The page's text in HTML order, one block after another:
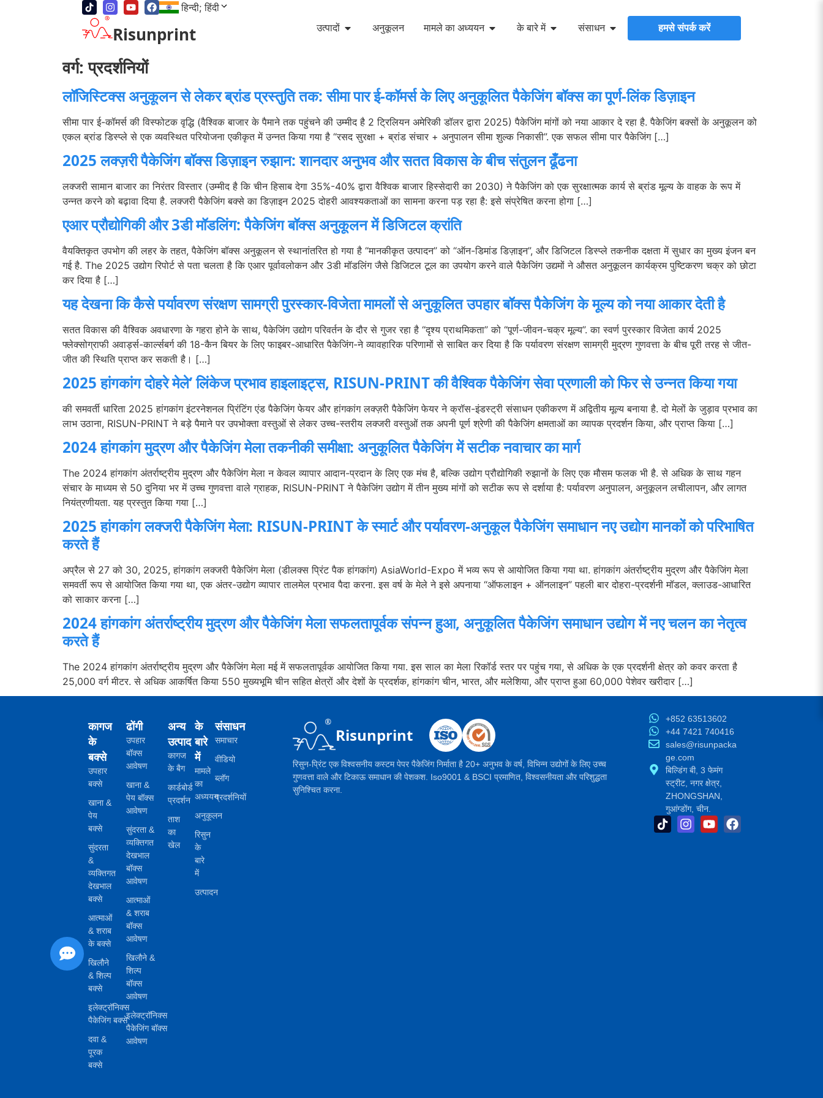
हिन्दी; हिंदी
Risunprint उत्पादों अनुकूलन मामले का अध्ययन के बारे में संसाधन हमसे संपर्क करें
वर्ग:प्रदर्शनियों
लॉजिस्टिक्स अनुकूलन से लेकर ब्रांड प्रस्तुति तक: सीमा पार ई-कॉमर्स के लिए अनुकूलित पैकेजिंग बॉक्स का पूर्ण-लिंक डिज़ाइन
सीमा पार ई-कॉमर्स की विस्फोटक वृद्धि (वैश्विक बाजार के पैमाने तक पहुंचने की उम्मीद है 2 ट्रिलियन अमेरिकी डॉलर द्वारा 2025) पैकेजिंग मांगों को नया आकार दे रहा है. पैकेजिंग बक्सों के अनुकूलन को
एकल ब्रांड डिस्प्ले से एक व्यवस्थित परियोजना एकीकृत में उन्नत किया गया है “रसद सुरक्षा + ब्रांड संचार + अनुपालन सीमा शुल्क निकासी”. एक सफल सीमा पार पैकेजिंग […]
2025 लक्ज़री पैकेजिंग बॉक्स डिज़ाइन रुझान: शानदार अनुभव और सतत विकास के बीच संतुलन ढूँढना
लक्जरी सामान बाजार का निरंतर विस्तार (उम्मीद है कि चीन हिसाब देगा 35%-40% द्वारा वैश्विक बाजार हिस्सेदारी का 2030) ने पैकेजिंग को एक सुरक्षात्मक कार्य से ब्रांड मूल्य के वाहक के रूप में
उन्नत करने को बढ़ावा दिया है. लक्जरी पैकेजिंग बक्से का डिज़ाइन 2025 दोहरी आवश्यकताओं का सामना करना पड़ रहा है: इसे संप्रेषित करना होगा […]
एआर प्रौद्योगिकी और 3डी मॉडलिंग: पैकेजिंग बॉक्स अनुकूलन में डिजिटल क्रांति
वैयक्तिकृत उपभोग की लहर के तहत, पैकेजिंग बॉक्स अनुकूलन से स्थानांतरित हो गया है “मानकीकृत उत्पादन” को “ऑन-डिमांड डिज़ाइन”, और डिजिटल डिस्प्ले तकनीक दक्षता में सुधार का मुख्य इंजन बन
गई है. The 2025 उद्योग रिपोर्ट से पता चलता है कि एआर पूर्वावलोकन और 3डी मॉडलिंग जैसे डिजिटल टूल का उपयोग करने वाले पैकेजिंग उद्यमों ने औसत अनुकूलन कार्यक्रम पुष्टिकरण चक्र को छोटा
कर दिया है […]
यह देखना कि कैसे पर्यावरण संरक्षण सामग्री पुरस्कार-विजेता मामलों से अनुकूलित उपहार बॉक्स पैकेजिंग के मूल्य को नया आकार देती है
सतत विकास की वैश्विक अवधारणा के गहरा होने के साथ, पैकेजिंग उद्योग परिवर्तन के दौर से गुजर रहा है “दृश्य प्राथमिकता” को “पूर्ण-जीवन-चक्र मूल्य”. का स्वर्ण पुरस्कार विजेता कार्य 2025
फ्लेक्सोग्राफी अवार्ड्स-कार्ल्सबर्ग की 18-कैन बियर के लिए फाइबर-आधारित पैकेजिंग-ने व्यावहारिक परिणामों से साबित कर दिया है कि पर्यावरण संरक्षण सामग्री मुद्रण गुणवत्ता के बीच पूरी तरह से जीत-
जीत की स्थिति प्राप्त कर सकती है। […]
2025 हांगकांग दोहरे मेले’ लिंकेज प्रभाव हाइलाइट्स, RISUN-PRINT की वैश्विक पैकेजिंग सेवा प्रणाली को फिर से उन्नत किया गया
की समवर्ती धारिता 2025 हांगकांग इंटरनेशनल प्रिंटिंग एंड पैकेजिंग फेयर और हांगकांग लक्ज़री पैकेजिंग फेयर ने क्रॉस-इंडस्ट्री संसाधन एकीकरण में अद्वितीय मूल्य बनाया है. दो मेलों के जुड़ाव प्रभाव का
लाभ उठाना, RISUN-PRINT ने बड़े पैमाने पर उपभोक्ता वस्तुओं से लेकर उच्च-स्तरीय लक्जरी वस्तुओं तक अपनी पूर्ण श्रेणी की पैकेजिंग क्षमताओं का व्यापक प्रदर्शन किया, और प्राप्त किया […]
2024 हांगकांग मुद्रण और पैकेजिंग मेला तकनीकी समीक्षा: अनुकूलित पैकेजिंग में सटीक नवाचार का मार्ग
The 2024 हांगकांग अंतर्राष्ट्रीय मुद्रण और पैकेजिंग मेला न केवल व्यापार आदान-प्रदान के लिए एक मंच है, बल्कि उद्योग प्रौद्योगिकी रुझानों के लिए एक मौसम फलक भी है. से अधिक के साथ गहन
संचार के माध्यम से 50 दुनिया भर में उच्च गुणवत्ता वाले ग्राहक, RISUN-PRINT ने पैकेजिंग उद्योग में तीन मुख्य मांगों को सटीक रूप से दर्शाया है: पर्यावरण अनुपालन, अनुकूलन लचीलापन, और लागत
नियंत्रणीयता. यह प्रस्तुत किया गया […]
2025 हांगकांग लक्जरी पैकेजिंग मेला: RISUN-PRINT के स्मार्ट और पर्यावरण-अनुकूल पैकेजिंग समाधान नए उद्योग मानकों को परिभाषित
करते हैं
अप्रैल से 27 को 30, 2025, हांगकांग लक्जरी पैकेजिंग मेला (डीलक्स प्रिंट पैक हांगकांग) AsiaWorld-Expo में भव्य रूप से आयोजित किया गया था. हांगकांग अंतर्राष्ट्रीय मुद्रण और पैकेजिंग मेला
समवर्ती रूप से आयोजित किया गया था, एक अंतर-उद्योग व्यापार तालमेल प्रभाव पैदा करना. इस वर्ष के मेले ने इसे अपनाया “ऑफलाइन + ऑनलाइन” पहली बार दोहरा-प्रदर्शनी मॉडल, क्लाउड-आधारित
को साकार करना […]
2024 हांगकांग अंतर्राष्ट्रीय मुद्रण और पैकेजिंग मेला सफलतापूर्वक संपन्न हुआ, अनुकूलित पैकेजिंग समाधान उद्योग में नए चलन का नेतृत्व
करते हैं
The 2024 हांगकांग अंतर्राष्ट्रीय मुद्रण और पैकेजिंग मेला मई में सफलतापूर्वक आयोजित किया गया. इस साल का मेला रिकॉर्ड स्तर पर पहुंच गया, से अधिक के एक प्रदर्शनी क्षेत्र को कवर करता है
25,000 वर्ग मीटर. से अधिक आकर्षित किया 550 मुख्यभूमि चीन सहित क्षेत्रों और देशों के प्रदर्शक, हांगकांग चीन, भारत, और मलेशिया, और प्राप्त हुआ 60,000 पेशेवर खरीदार […]
कागज
के
बक्से
उपहार
बक्से
खाना &
पेय
बक्से
सुंदरता
&
व्यक्तिगत
देखभाल
बक्से
आत्माओं
& शराब
के बक्से
खिलौने
& शिल्प
बक्से
इलेक्ट्रॉनिक्स
पैकेजिंग बक्से
दवा &
पूरक
बक्से
ढोंगी
उपहार
बॉक्स
आवेषण
खाना &
पेय बॉक्स
आवेषण
सुंदरता &
व्यक्तिगत
देखभाल
बॉक्स
आवेषण
आत्माओं
& शराब
बॉक्स
आवेषण
खिलौने &
शिल्प
बॉक्स
आवेषण
इलेक्ट्रॉनिक्स
पैकेजिंग बॉक्स
आवेषण
अन्य
उत्पाद
कागज
के बैग
कार्डबोर्ड
प्रदर्शन
ताश
का
खेल
के
बारे
में
मामले
का
अध्ययन
अनुकूलन
रिसुन
के
बारे
में
उत्पादन
संसाधन
समाचार
वीडियो
ब्लॉग
प्रदर्शनियों
Risunprint
रिसुन-प्रिंट एक विश्वसनीय कस्टम पेपर पैकेजिंग निर्माता है 20+ अनुभव के वर्ष, विभिन्न उद्योगों के लिए उच्च
गुणवत्ता वाले और टिकाऊ समाधान की पेशकश. Iso9001 & BSCI प्रमाणित, विश्वसनीयता और परिशुद्धता
सुनिश्चित करना.
+852 63513602
+44 7421 740416
sales@risunpacka
ge.com
बिल्डिंग बी, 3 फेमंग
स्ट्रीट, नगर क्षेत्र,
ZHONGSHAN,
गुआंग्डोंग, चीन.